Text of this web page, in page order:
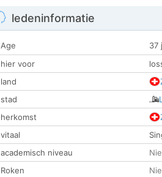
ledeninformatie
Age
37
hier voor
land
stad
herkomst
vitaal
academisch niveau
Roken